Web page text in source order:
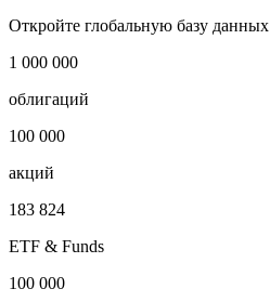
Откройте глобальную базу данных
1 000 000
облигаций
100 000
акций
183 824
ETF & Funds
100 000